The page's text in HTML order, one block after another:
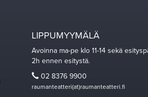
LIPPUMYYMÄLÄ
Avoinna ma-pe klo 11-14 sekä
2h ennen esitystä.
02 8376 9900
raumanteatteri(at)raumanteatteri.fi